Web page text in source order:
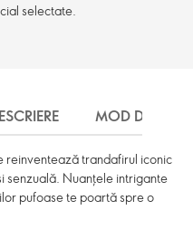
selectate.
MOD DE
reinventează trandafirul iconic
senzuală. Nuanțele intrigante
pufoase te poartă spre o